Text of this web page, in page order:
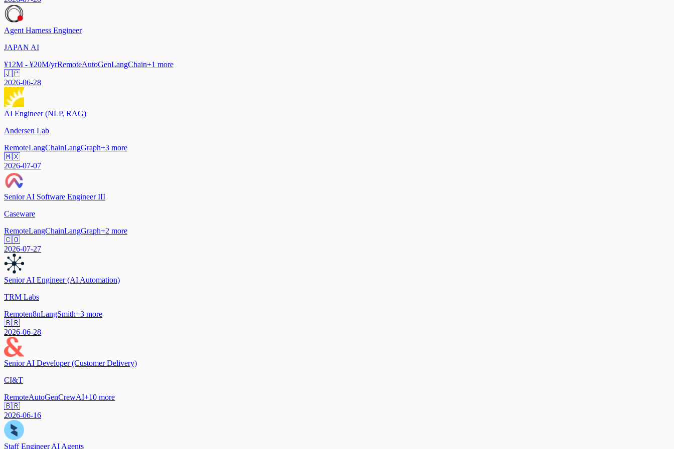
Agent Harness Engineer
JAPAN AI
¥12M - ¥20M/yrRemoteAutoGenLangChain+1 more
🇯🇵
2026-06-28
AI Engineer (NLP, RAG)
Andersen Lab
RemoteLangChainLangGraph+3 more
🇲🇽
2026-07-07
Senior AI Software Engineer III
Caseware
RemoteLangChainLangGraph+2 more
🇨🇴
2026-07-27
Senior AI Engineer (AI Automation)
TRM Labs
Remoten8nLangSmith+3 more
🇧🇷
2026-06-28
Senior AI Developer (Customer Delivery)
CI&T
RemoteAutoGenCrewAI+10 more
🇧🇷
2026-06-16
Staff Engineer AI Agents